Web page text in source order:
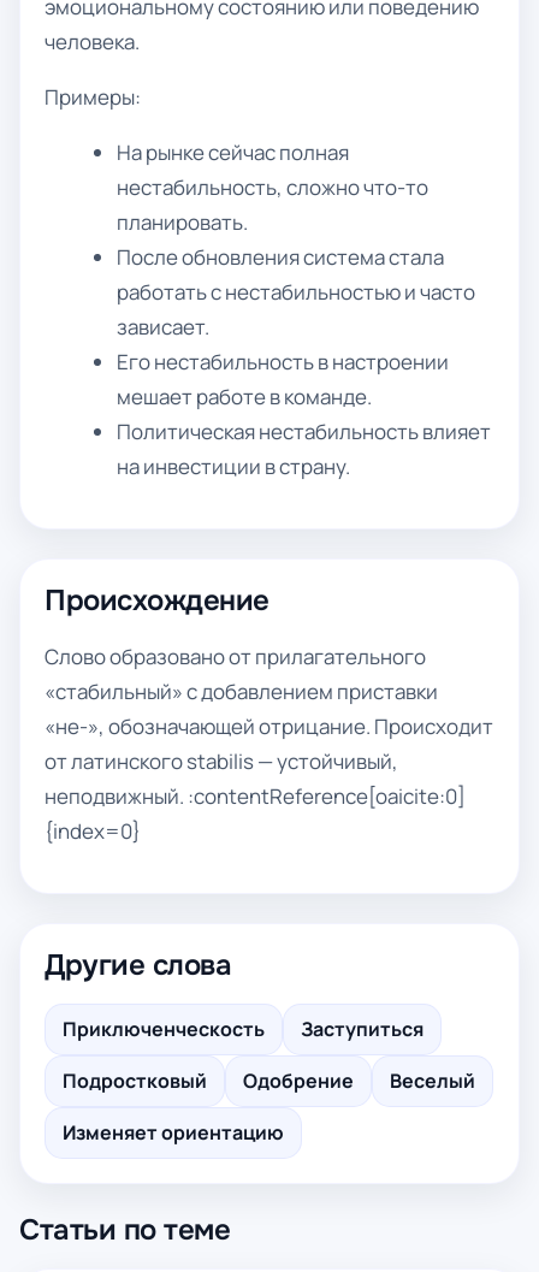
эмоциональному состоянию или поведению
человека.
Примеры:
На рынке сейчас полная
нестабильность, сложно что-то
планировать.
После обновления система стала
работать с нестабильностью и часто
зависает.
Его нестабильность в настроении
мешает работе в команде.
Политическая нестабильность влияет
на инвестиции в страну.
Происхождение
Слово образовано от прилагательного
«стабильный» с добавлением приставки
«не-», обозначающей отрицание. Происходит
от латинского stabilis — устойчивый,
неподвижный. :contentReference[oaicite:0]
{index=0}
Другие слова
Приключенческость
Заступиться
Подростковый
Одобрение
Веселый
Изменяет ориентацию
Статьи по теме